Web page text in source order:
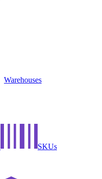
Warehouses
SKUs